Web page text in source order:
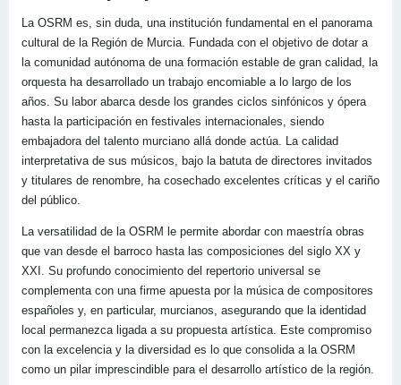
La OSRM es, sin duda, una institución fundamental en el panorama
cultural de la Región de Murcia. Fundada con el objetivo de dotar a
la comunidad autónoma de una formación estable de gran calidad, la
orquesta ha desarrollado un trabajo encomiable a lo largo de los
años. Su labor abarca desde los grandes ciclos sinfónicos y ópera
hasta la participación en festivales internacionales, siendo
embajadora del talento murciano allá donde actúa. La calidad
interpretativa de sus músicos, bajo la batuta de directores invitados
y titulares de renombre, ha cosechado excelentes críticas y el cariño
del público.
La versatilidad de la OSRM le permite abordar con maestría obras
que van desde el barroco hasta las composiciones del siglo XX y
XXI. Su profundo conocimiento del repertorio universal se
complementa con una firme apuesta por la música de compositores
españoles y, en particular, murcianos, asegurando que la identidad
local permanezca ligada a su propuesta artística. Este compromiso
con la excelencia y la diversidad es lo que consolida a la OSRM
como un pilar imprescindible para el desarrollo artístico de la región.